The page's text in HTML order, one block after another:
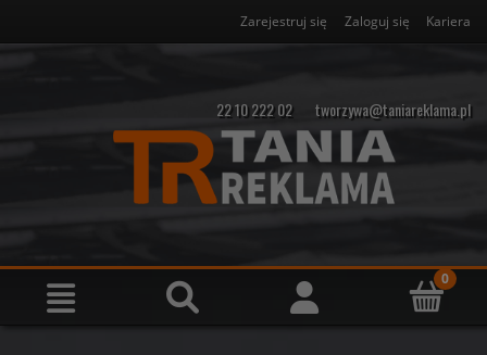
Zarejestruj się Zaloguj się Kariera
22 10 222 02 tworzywa@taniareklama.pl